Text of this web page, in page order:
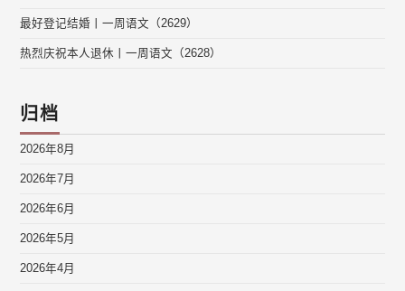
最好登记结婚丨一周语文（2629）
热烈庆祝本人退休丨一周语文（2628）
归档
2026年8月
2026年7月
2026年6月
2026年5月
2026年4月